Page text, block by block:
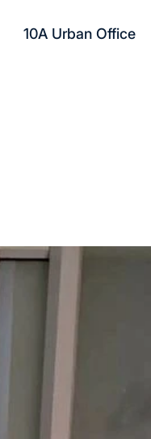
10A Urban Office